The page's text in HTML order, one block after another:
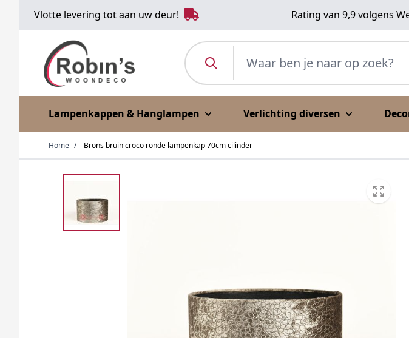
Vlotte levering tot aan uw deur! Rating van 9,9 volgens
Waar ben je naar op zoek?
Lampenkappen & Hanglampen Verlichting diversen
Home / Brons bruin croco ronde lampenkap 70cm cilinder